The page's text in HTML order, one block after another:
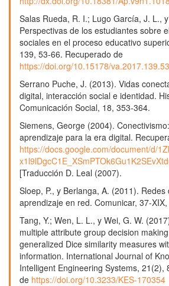
Salas Rueda, R. I.; Lugo García, J. L.,
Perspectivas de los estudiantes sobre
sociales en el proceso educativo
139, 53-66. Recuperado de
https://doi.org/10.15178/
Serrano Puche, J. (2013). Vidas
digital, interacción social e identidad.
Comunicación Social, 18, 353-364.
Siemens, George (2004).
aprendizaje para la era digital.
https://docs.google.com/document/d/
[Traducción D. Leal (2007).
Sloep, P., y Berlanga, A. (2011). Redes
aprendizaje en red. Comunicar, 37-
Tang, Y.; Wen, L. L., y Wei, G. W.
multiple attribute group decision
generalized Dice similarity measures
information. International Journal of
Intelligent Engineering Systems, 21(2),
de https://doi.org/10.3233/KES-170354